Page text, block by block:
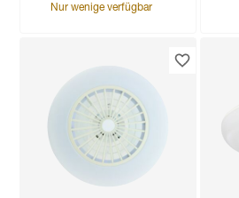
14 cm
Nur wenige verfügbar